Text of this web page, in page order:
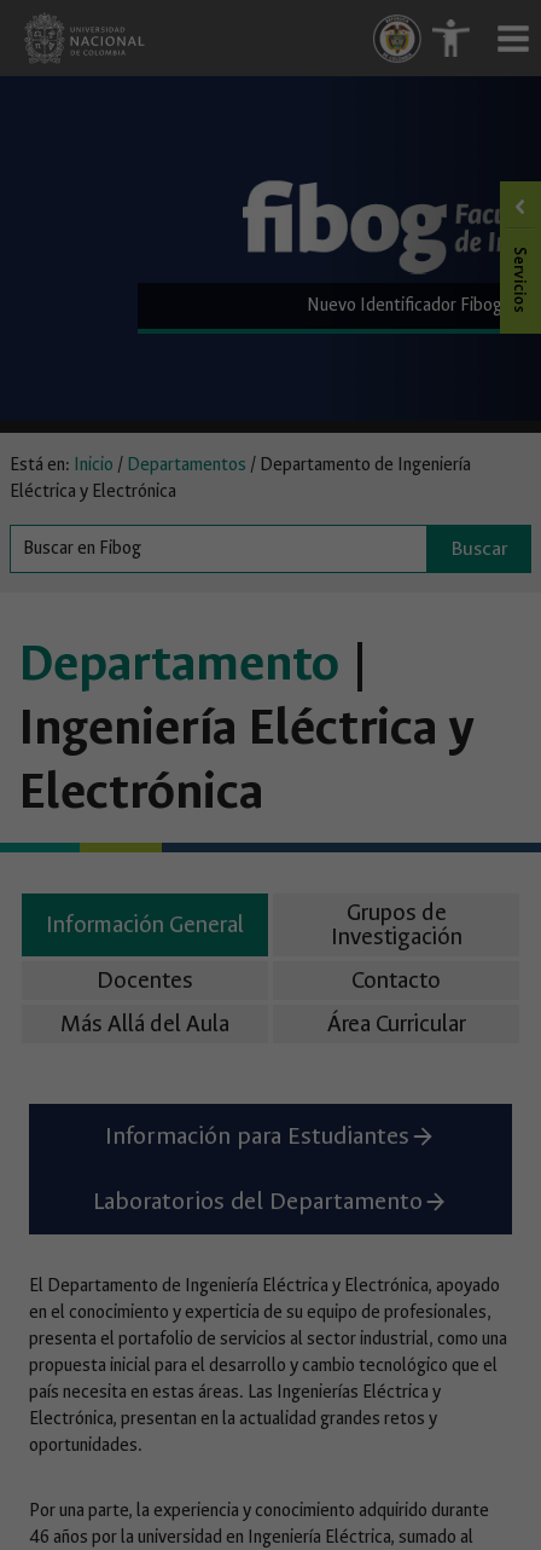
Saltar
contenido
. .
Nuevo Identificador Fibog
Está en: Inicio / Departamentos / Departamento de Ingeniería
Eléctrica y Electrónica
Buscar
Departamento |
Ingeniería Eléctrica y
Electrónica
Información General
Grupos de
Investigación
Docentes
Contacto
Más Allá del Aula
Área Curricular
Información para Estudiantes
Laboratorios del Departamento
El Departamento de Ingeniería Eléctrica y Electrónica, apoyado
en el conocimiento y experticia de su equipo de profesionales,
presenta el portafolio de servicios al sector industrial, como una
propuesta inicial para el desarrollo y cambio tecnológico que el
país necesita en estas áreas. Las Ingenierías Eléctrica y
Electrónica, presentan en la actualidad grandes retos y
oportunidades.
Por una parte, la experiencia y conocimiento adquirido durante
46 años por la universidad en Ingeniería Eléctrica, sumado al